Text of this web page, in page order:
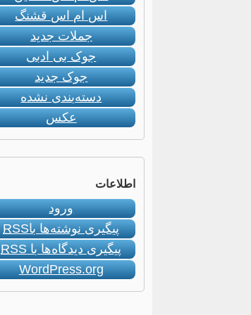
اس ام اس قشنگ
جملات جدید
جوک بی ادبی
جوک جدید
دسته‌بندی نشده
عکس
اطلاعات
ورود
پیگیری نوشته‌ها باRSS
پیگیری دیدگاه‌ها باRSS
WordPress.org